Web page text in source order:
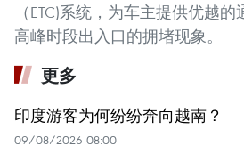
（ETC)系统，为车主提供优越
高峰时段出入口的拥堵现象。
更多
印度游客为何纷纷奔向越南？
09/08/2026 08:00